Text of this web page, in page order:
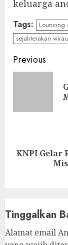
keluarga
Tags:
Louncing
sejahterakan
Continue
Previous
Next
KNPI Gelar
Tinggalkan
Alamat email